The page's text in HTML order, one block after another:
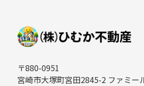
〒880-0951
宮崎市大塚町宮田2845-2 ファミー